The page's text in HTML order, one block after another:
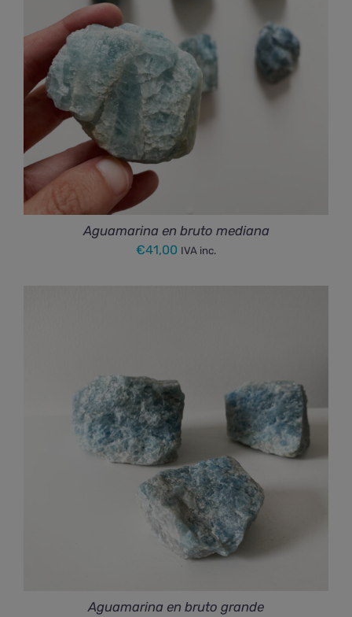
Aguamarina en bruto mediana
€41,00 IVA inc.
Aguamarina en bruto grande